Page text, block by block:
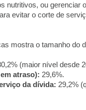
nutritivos, ou
evitar o corte de
mostra o tamanho do
(maior nível desde
atraso): 29,6%.
da dívida: 29,2%